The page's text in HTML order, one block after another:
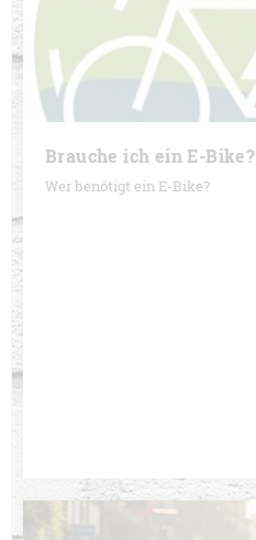
Brauche ich ein E-Bike?
Wer benötigt ein E-Bike?